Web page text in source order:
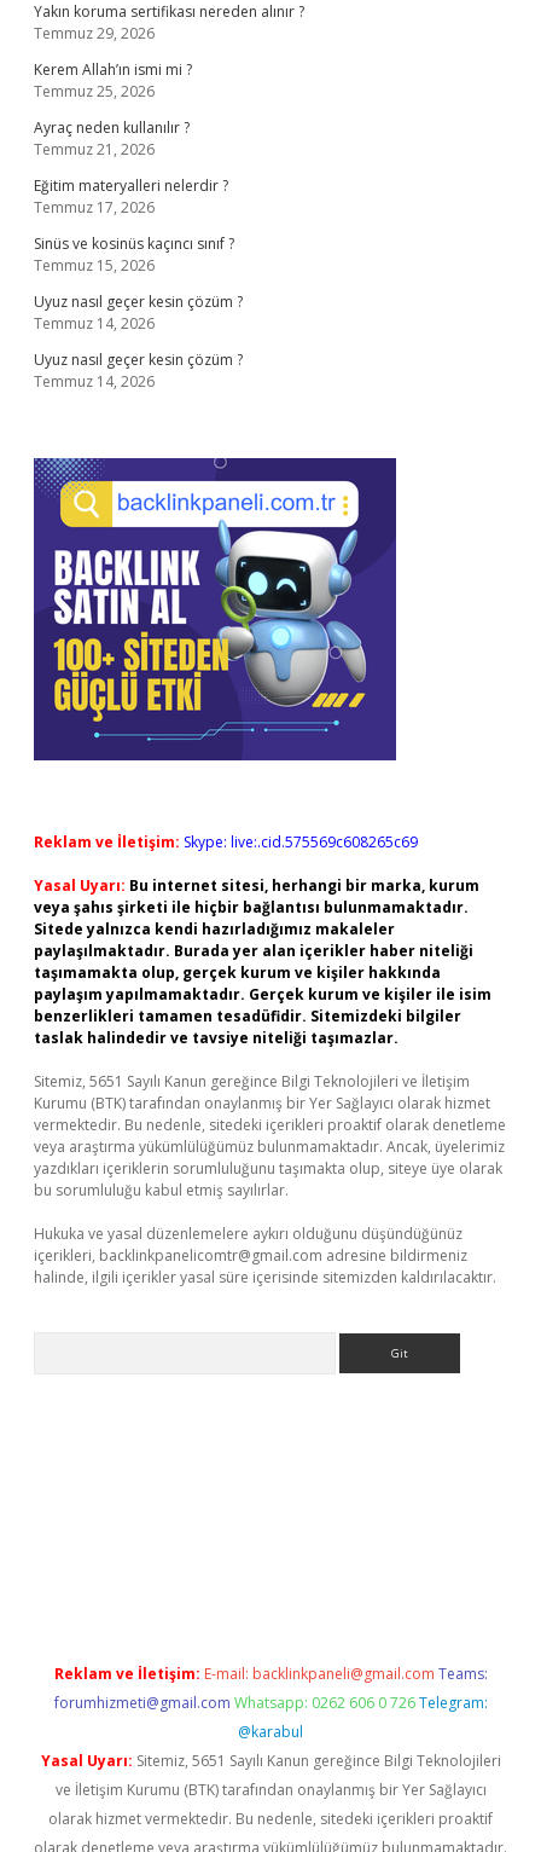
Yakın koruma sertifikası nereden alınır ?
Temmuz 29, 2026
Kerem Allah’ın ismi mi ?
Temmuz 25, 2026
Ayraç neden kullanılır ?
Temmuz 21, 2026
Eğitim materyalleri nelerdir ?
Temmuz 17, 2026
Sinüs ve kosinüs kaçıncı sınıf ?
Temmuz 15, 2026
Uyuz nasıl geçer kesin çözüm ?
Temmuz 14, 2026
Uyuz nasıl geçer kesin çözüm ?
Temmuz 14, 2026
Reklam ve İletişim: Skype: live:.cid.575569c608265c69
Yasal Uyarı: Bu internet sitesi, herhangi bir marka, kurum
veya şahıs şirketi ile hiçbir bağlantısı bulunmamaktadır.
Sitede yalnızca kendi hazırladığımız makaleler
paylaşılmaktadır. Burada yer alan içerikler haber niteliği
taşımamakta olup, gerçek kurum ve kişiler hakkında
paylaşım yapılmamaktadır. Gerçek kurum ve kişiler ile isim
benzerlikleri tamamen tesadüfidir. Sitemizdeki bilgiler
taslak halindedir ve tavsiye niteliği taşımazlar.
Sitemiz, 5651 Sayılı Kanun gereğince Bilgi Teknolojileri ve İletişim
Kurumu (BTK) tarafından onaylanmış bir Yer Sağlayıcı olarak hizmet
vermektedir. Bu nedenle, sitedeki içerikleri proaktif olarak denetleme
veya araştırma yükümlülüğümüz bulunmamaktadır. Ancak, üyelerimiz
yazdıkları içeriklerin sorumluluğunu taşımakta olup, siteye üye olarak
bu sorumluluğu kabul etmiş sayılırlar.
Hukuka ve yasal düzenlemelere aykırı olduğunu düşündüğünüz
içerikleri, backlinkpanelicomtr@gmail.com adresine bildirmeniz
halinde, ilgili içerikler yasal süre içerisinde sitemizden kaldırılacaktır.
Reklam ve İletişim: E-mail: backlinkpaneli@gmail.com Teams:
forumhizmeti@gmail.com Whatsapp: 0262 606 0 726 Telegram:
@karabul
Yasal Uyarı: Sitemiz, 5651 Sayılı Kanun gereğince Bilgi Teknolojileri
ve İletişim Kurumu (BTK) tarafından onaylanmış bir Yer Sağlayıcı
olarak hizmet vermektedir. Bu nedenle, sitedeki içerikleri proaktif
olarak denetleme veya araştırma yükümlülüğümüz bulunmamaktadır.